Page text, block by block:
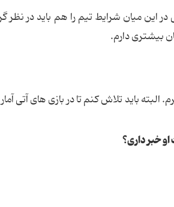
این میان شرایط تیم را هم باید در نظر
بیشتری دارم.
باید تلاش كنم تا در بازی های آتی
خبر داری؟